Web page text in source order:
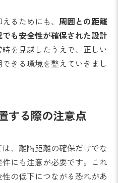
るためにも、 周囲との距離
も安全性が確保された設計
を見越したうえで、正しい
きる環境を整えていきまし
する際の注意点
、離隔距離の確保だけでな
にも注意が必要です。これ
の低下につながる恐れがあ